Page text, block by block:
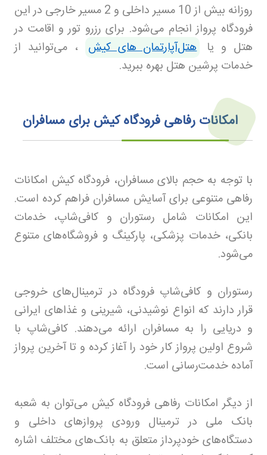
روزانه بیش از 10 مسیر داخلی و 2 مسیر خارجی در این
فرودگاه پرواز انجام می‌شود. برای رزرو تور و اقامت در
هتل و یا
هتل‌آپارتمان های کیش ، می‌توانید از
خدمات پرشین هتل بهره ببرید.
امکانات رفاهی فرودگاه کیش برای مسافران
با توجه به حجم بالای مسافران، فرودگاه کیش امکانات
رفاهی متنوعی برای آسایش مسافران فراهم کرده است.
این امکانات شامل رستوران و کافی‌شاپ، خدمات
بانکی، خدمات پزشکی، پارکینگ و فروشگاه‌های متنوع
می‌شود.
رستوران و کافی‌شاپ فرودگاه در ترمینال‌های خروجی
قرار دارند که انواع نوشیدنی، شیرینی و غذاهای ایرانی
و دریایی را به مسافران ارائه می‌دهند. کافی‌شاپ با
شروع اولین پرواز کار خود را آغاز کرده و تا آخرین پرواز
آماده خدمت‌رسانی است.
از دیگر امکانات رفاهی فرودگاه کیش می‌توان به شعبه
بانک ملی در ترمینال ورودی پروازهای داخلی و
دستگاه‌های خودپرداز متعلق به بانک‌های مختلف اشاره